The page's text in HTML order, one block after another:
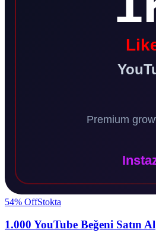
54% OffStokta
1.000 YouTube Beğeni Satın Al